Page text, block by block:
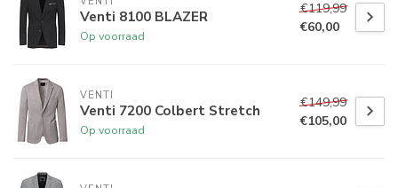
Venti 8100 BLAZER
Op voorraad
€119,99
€60,00
VENTI
Venti 7200 Colbert Stretch
Op voorraad
€149,99
€105,00